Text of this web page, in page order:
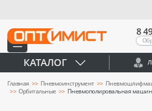
8
КАТАЛОГ
Главная Пневмоинструмент
Орбитальные
Пневмополировальная